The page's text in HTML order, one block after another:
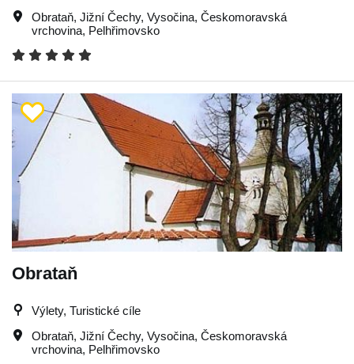
Obrataň, Jižní Čechy, Vysočina, Českomoravská
vrchovina, Pelhřimovsko
Obrataň
Výlety, Turistické cíle
Obrataň, Jižní Čechy, Vysočina, Českomoravská
vrchovina, Pelhřimovsko